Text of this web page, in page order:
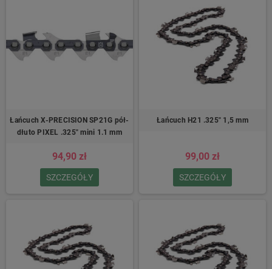
Łańcuch X-PRECISION SP21G pół-
dłuto PIXEL .325″ mini 1.1 mm
94,90 zł
SZCZEGÓŁY
Łańcuch H21 .325″ 1,5 mm
99,00 zł
SZCZEGÓŁY